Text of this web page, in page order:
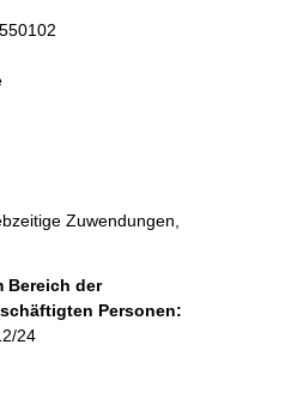
Zuwendungen,
Bereich der
Personen:
24